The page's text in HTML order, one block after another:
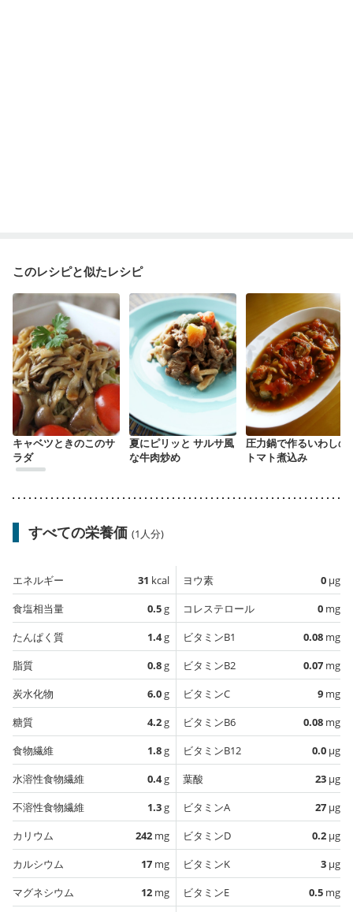
このレシピと似たレシピ
キャベツときのこのサ
ラダ
夏にピリッと サルサ風
な牛肉炒め
圧力鍋で作るいわしの
トマト煮込み
すべての栄養価 (1人分)
エネルギー 31 kcal
食塩相当量
0.5g
たんぱく質
1.4g
脂質
0.8g
炭水化物
6.0g
糖質
4.2g
食物繊維
1.8g
水溶性食物繊維
0.4g
不溶性食物繊維
1.3g
カリウム
242 mg
カルシウム
17 mg
マグネシウム
12 mg
ヨウ素 0 µg
コレステロール
0 mg
ビタミンB1
0.08 mg
ビタミンB2
0.07 mg
ビタミンC
9 mg
ビタミンB6
0.08 mg
ビタミンB12
0.0 µg
葉酸
23 µg
ビタミンA
27 µg
ビタミンD
0.2 µg
ビタミンK
3 µg
ビタミンE
0.5 mg